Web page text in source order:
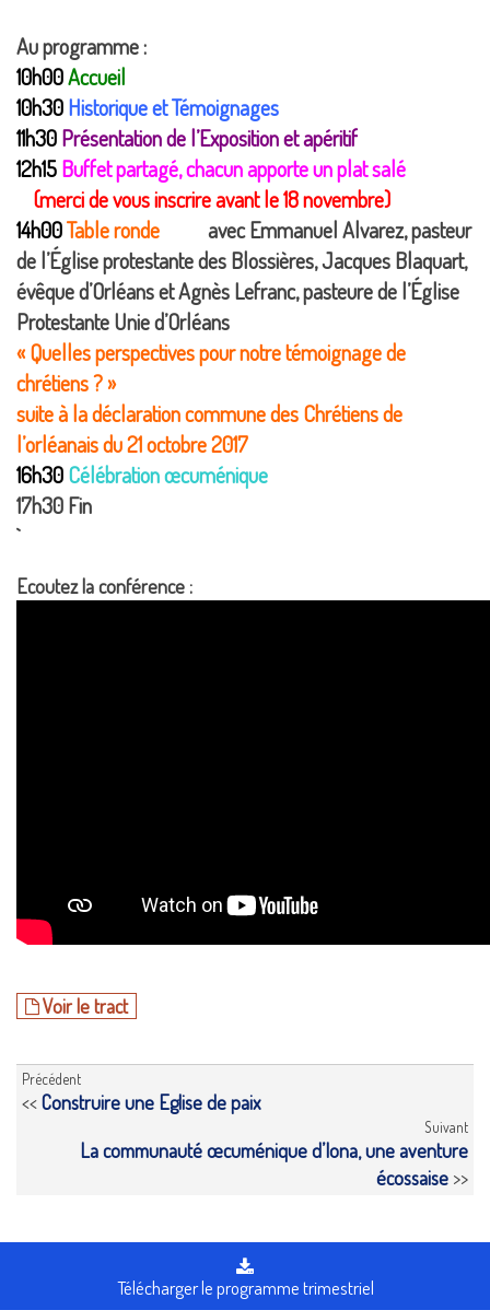
Au programme :
10h00Accueil
10h30Historique et Témoignages
11h30Présentation de l’Exposition et apéritif
12h15Buffet partagé, chacun apporte un plat salé
(merci de vous inscrire avant le 18 novembre)
14h00Table ronde avec Emmanuel Alvarez, pasteur
de l’Église protestante des Blossières, Jacques Blaquart,
évêque d’Orléans et Agnès Lefranc, pasteure de l’Église
Protestante Unie d’Orléans
« Quelles perspectives pour notre témoignage de
chrétiens ? »
suite à la déclaration commune des Chrétiens de
l’orléanais du 21 octobre 2017
16h30Célébration œcuménique
17h30Fin
`
Ecoutez la conférence :
Voir le tract
Précédent
<<Construire une Eglise de paix
Suivant
La communauté œcuménique d’Iona, une aventure
écossaise >>
Télécharger le programme trimestriel